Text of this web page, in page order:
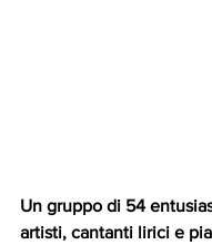
Un gruppo di 54
artisti, cantanti lirici e